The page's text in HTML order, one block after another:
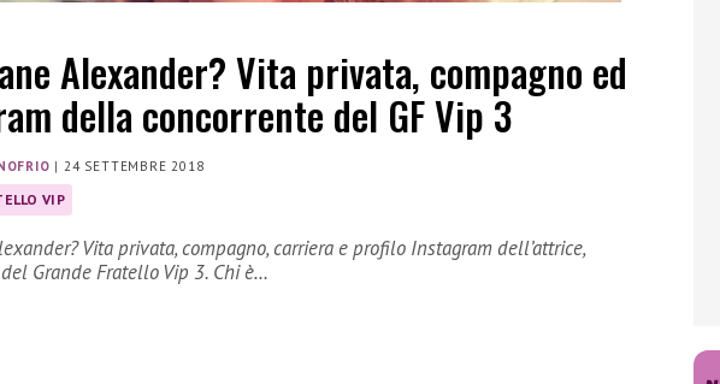
Alexander? Vita privata, compagno ed
della concorrente del GF Vip 3
|24 SETTEMBRE 2018
VIP
Vita privata, compagno, carriera e profilo Instagram dell’attrice,
Grande Fratello Vip 3. Chi è…